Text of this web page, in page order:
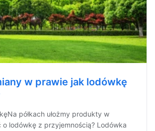
w prawie jak lodówkę
półkach ułożmy produkty w
o lodówkę z przyjemnością? Lodówka